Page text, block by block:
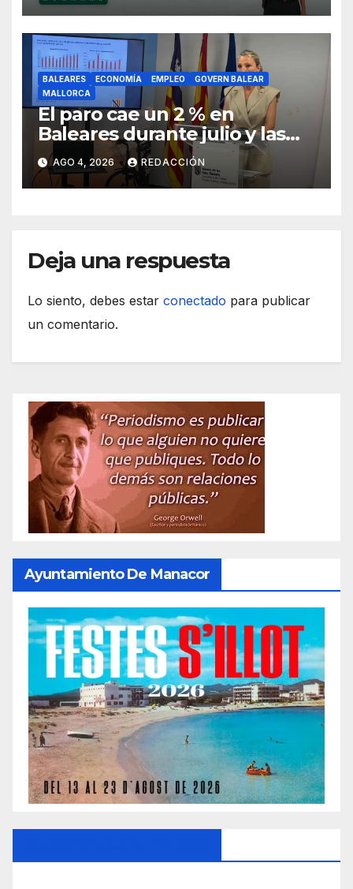
BALEARES ECONOMÍA EMPLEO
GOVERN BALEAR
MALLORCA
El paro cae un 2 % en
Baleares durante julio y las
islas lideran la contratación
indefinida
AGO 4, 2026 REDACCIÓN
Deja una respuesta
Lo siento, debes estar conectado para publicar
un comentario.
Ayuntamiento De Manacor